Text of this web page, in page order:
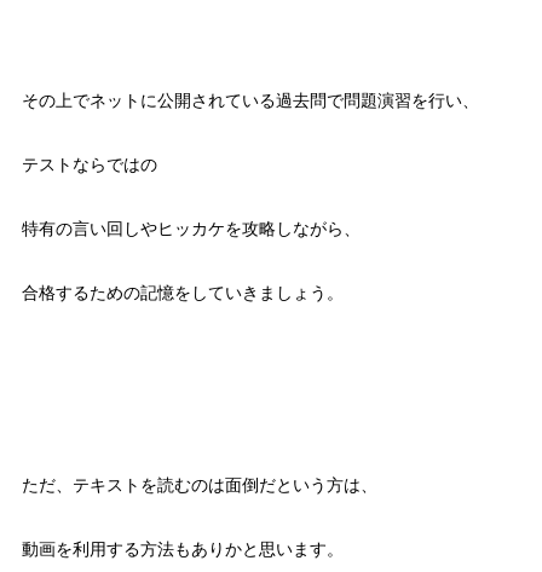
その上でネットに公開されている過去問で問題演習を行い、
テストならではの
特有の言い回しやヒッカケを攻略しながら、
合格するための記憶をしていきましょう。
ただ、テキストを読むのは面倒だという方は、
動画を利用する方法もありかと思います。